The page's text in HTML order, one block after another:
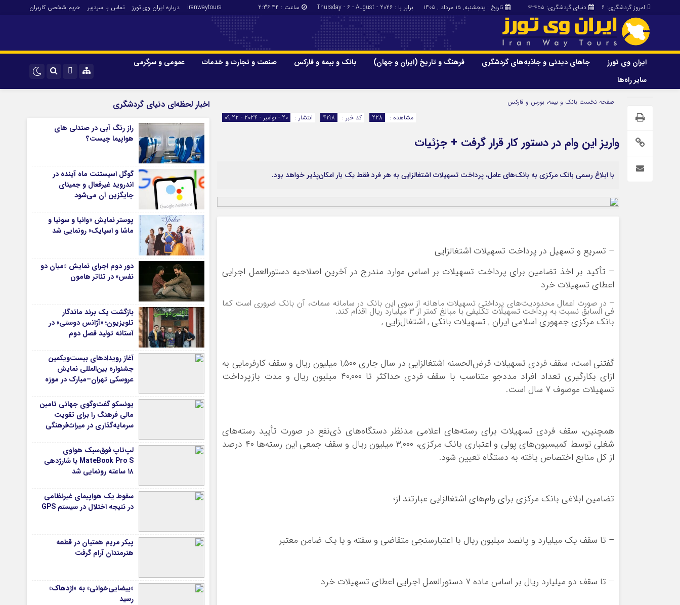
دنیای گردشگری: 43455 امروز گردشگری: 6 تاریخ : پنجشنبه, ۱۵ مرداد , ۱۴۰۵ برابر با : Thursday - 6 - August - 2026 ساعت : 2:36:45
iranwaytours درباره ایران وی تورز تماس با سردبیر حریم شخصی کاربران
ایران وی تورز جاهای دیدنی و جاذبه‌های گردشگری فرهنگ و تاریخ (ایران و جهان) بانک و بیمه و فارکس صنعت و تجارت و خدمات
عمومی و سرگرمی
سایر راه‌ها
اینستاگرام
ایران وی تورز
شرایط بازنشر محتوا در ایران وی تورز
ایران سفر تور
جاهای دیدنی و جاذبه‌های
گردشگری
غذا و رستوران
گزارش‌های خبری میراث فرهنگی
بانک و بیمه و فارکس
ارزدیجیتال
صنعت و تجارت و خدمات
اقتصاد گردشگری
خودرو
کارآفرینی و بازاریابی
پزشکی، سلامت و زیبایی
بلیط اتوبوس
صفحه نخست بانک و بیمه، بورس و فارکس
انتشار :
20 - نوامبر - 2024 - 09:22 کد خبر : 4198 مشاهده : 228
واریز این وام در دستور کار قرار گرفت + جزئیات
با ابلاغ رسمی بانک مرکزی به بانک‌های عامل، پرداخت تسهیلات اشتغالزایی به هر فرد فقط یک بار امکان‌پذیر خواهد بود.
– تسریع و تسهیل در پرداخت تسهیلات اشتغالزایی
– تأکید بر اخذ تضامین برای پرداخت تسهیلات بر اساس موارد مندرج در آخرین اصلاحیه دستورالعمل اجرایی
اعطای تسهیلات خرد
– در صورت اعمال محدودیت‌های پرداختی تسهیلات ماهانه از سوی این بانک در سامانه سمات، آن بانک ضروری است کما
فی السابق نسبت به پرداخت تسهیلات تکلیفی با مبالغ کمتر از ۳ میلیارد ریال اقدام کند.
بانک مرکزی جمهوری اسلامی ایران , تسهیلات بانکی , اشتغال‌زایی ,
گفتنی است، سقف فردی تسهیلات قرض‌الحسنه اشتغالزایی در سال جاری ۱,۵۰۰ میلیون ریال و سقف کارفرمایی به
ازای بکارگیری تعداد افراد مددجو متناسب با سقف فردی حداکثر تا ۴۰,۰۰۰ میلیون ریال و مدت بازپرداخت
تسهیلات موصوف ۷ سال است.
همچنین، سقف فردی تسهیلات برای رسته‌های اعلامی مدنظر دستگاه‌های ذی‌نفع در صورت تأیید رسته‌های
شغلی توسط کمیسیون‌های پولی و اعتباری بانک مرکزی، ۳,۰۰۰ میلیون ریال و سقف جمعی این رسته‌ها ۴۰ درصد
از کل منابع اختصاص یافته به دستگاه تعیین شود.
تضامین ابلاغی بانک مرکزی برای وام‌های اشتغالزایی عبارتند از؛
– تا سقف یک میلیارد و پانصد میلیون ریال با اعتبارسنجی متقاضی و سفته و یا یک ضامن معتبر
– تا سقف دو میلیارد ریال بر اساس ماده ۷ دستورالعمل اجرایی اعطای تسهیلات خرد
اخبار لحظه‌ای دنیای گردشگری
راز رنگ آبی در صندلی های
هواپیما چیست؟
گوگل اسیستنت ماه آینده در
اندروید غیرفعال و جمینای
جایگزین آن می‌شود
پوستر نمایش «وانیا و سونیا و
ماشا و اسپایک» رونمایی شد
دور دوم اجرای نمایش «میان دو
نفس» در تئاتر هامون
بازگشت یک برند ماندگار
تلویزیون؛ «آژانس دوستی» در
آستانه تولید فصل دوم
آغاز رویدادهای بیست‌ویکمین
جشنواره بین‌المللی نمایش
عروسکی تهران–مبارک در موزه
یونسکو گفت‌وگوی جهانی تامین
مالی فرهنگ را برای تقویت
سرمایه‌گذاری در میراث‌فرهنگی
صنایع خلاق
لپ‌تاپ فوق‌سبک هواوی
MateBook Pro S با شارژدهی
۱۸ ساعته رونمایی شد
سقوط یک هواپیمای غیرنظامی
در نتیجه اختلال در سیستم‌ GPS
پیکر مریم همتیان در قطعه
هنرمندان آرام گرفت
«بیضایی‌خوانی» به «اژدهاک»
رسید